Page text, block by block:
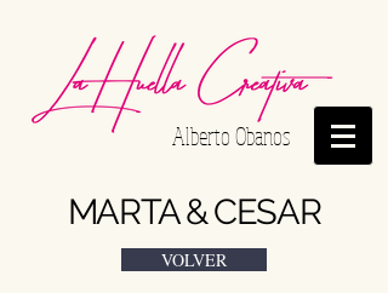
Alberto Obanos
MARTA & CESAR
VOLVER